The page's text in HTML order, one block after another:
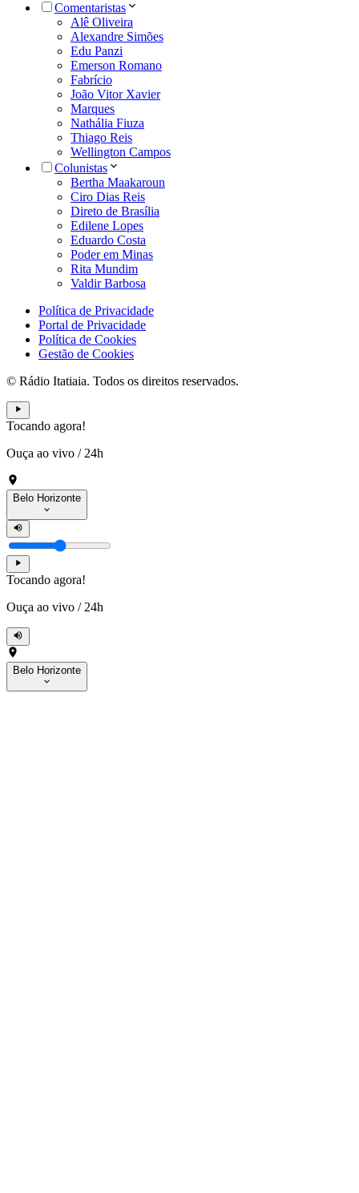
Comentaristas
Alê Oliveira
Alexandre Simões
Edu Panzi
Emerson Romano
Fabrício
João Vitor Xavier
Marques
Nathália Fiuza
Thiago Reis
Wellington Campos
Colunistas
Bertha Maakaroun
Ciro Dias Reis
Direto de Brasília
Edilene Lopes
Eduardo Costa
Poder em Minas
Rita Mundim
Valdir Barbosa
Política de Privacidade
Portal de Privacidade
Política de Cookies
Gestão de Cookies
© Rádio Itatiaia. Todos os direitos reservados.
Tocando agora!
Ouça ao vivo / 24h
Belo Horizonte
Tocando agora!
Ouça ao vivo / 24h
Belo Horizonte